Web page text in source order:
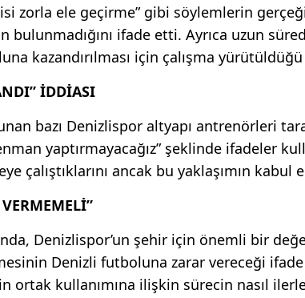
zorla ele geçirme” gibi söylemlerin
ifade etti. Ayrıca uzun
kazandırılması için çalışma
İDDİASI
bazı Denizlispor altyapı antrenörleri
yaptırmayacağız” şeklinde ifadeler
çalıştıklarını ancak bu yaklaşımın
Denizlispor’un şehir için önemli bir
Denizli futboluna zarar vereceği
ortak kullanımına ilişkin sürecin nasıl